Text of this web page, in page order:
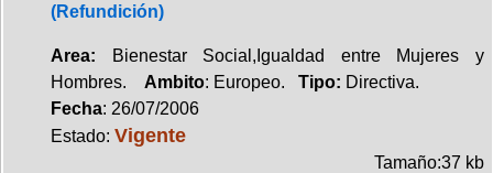
(Refundición)
Area: Bienestar Social,Igualdad entre Mujeres y
Hombres. Ambito: Europeo. Tipo: Directiva.
Fecha: 26/07/2006
Estado: Vigente
Tamaño:37 kb